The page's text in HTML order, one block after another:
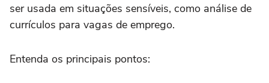
ser usada em situações sensíveis, como análise de
currículos para vagas de emprego.
Entenda os principais pontos: